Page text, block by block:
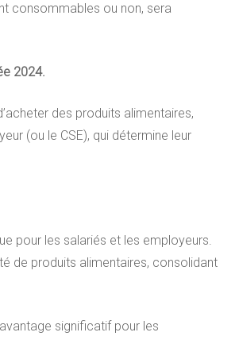
consommables ou non, sera
2024.
des produits alimentaires,
(ou le CSE), qui détermine leur
pour les salariés et les employeurs.
de produits alimentaires, consolidant
significatif pour les